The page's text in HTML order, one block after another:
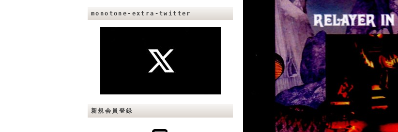
monotone-extra-twitter
新規会員登録